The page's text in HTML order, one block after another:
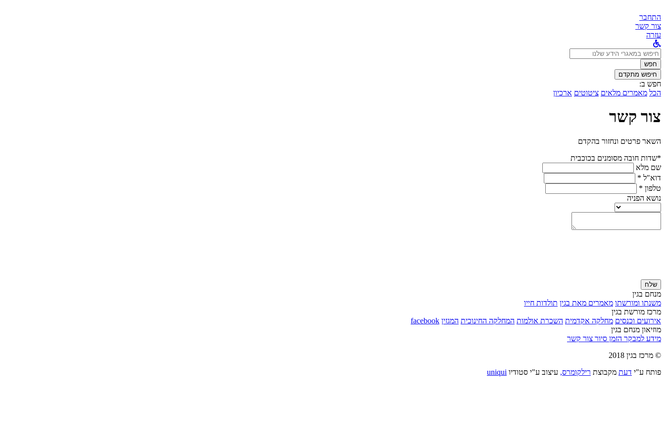
התחבר
צור קשר
עזרה
לחפש
ב:חפש
חיפוש מתקדם
חפש ב:
הכל מאמרים מלאים ציטוטים ארכיון
צור קשר
השאר פרטים ונחזור בהקדם
*שדות חובה מסומנים בכוכבית
שם מלא
דוא"ל *
טלפון *
נושא הפניה
שלח
מנחם בגין
משנתו ומורשתו מאמרים מאת בגין תולדות חייו
מרכז מורשת בגין
אירועים וכנסים מחלקה אקדמית השכרת אולמות המחלקה החינוכית המגזין facebook
מוזיאון מנחם בגין
מידע למבקר הזמן סיור צור קשר
© מרכז בגין 2018
פותח ע"י דעת מקבוצת רילקומרס, עיצוב ע"י סטודיו uniqui